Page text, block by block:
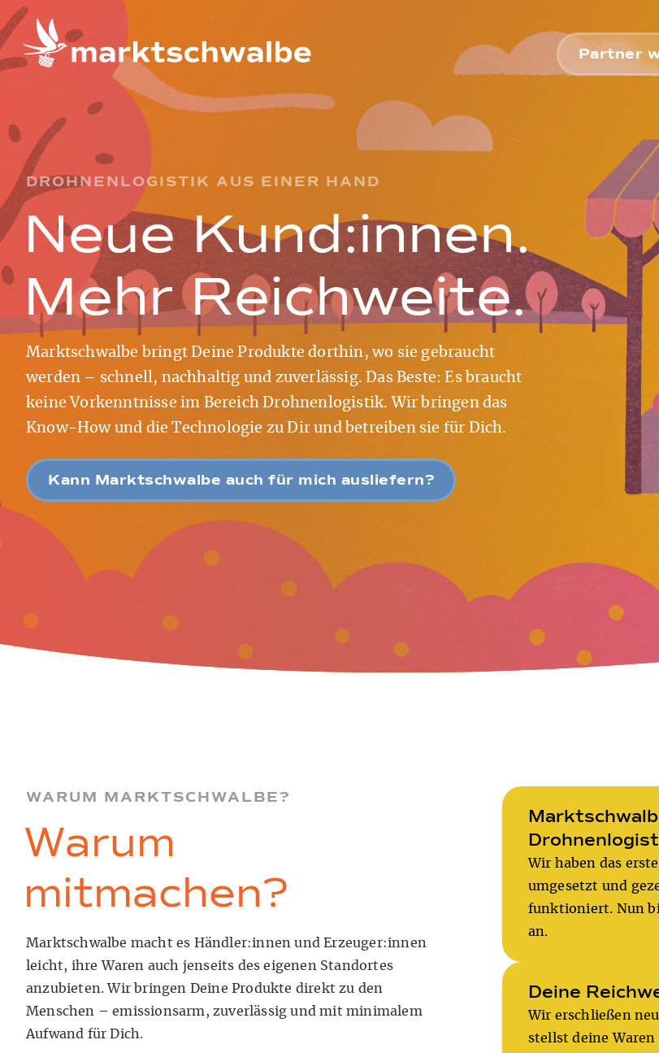
Partner
DROHNENLOGISTIK AUS EINER HAND
Neue Kund:​innen.
Mehr Reich­weite.
Marktschwalbe bringt Deine Produkte dorthin, wo sie gebraucht
werden – schnell, nachhaltig und zuverlässig. Das Beste: Es braucht
keine Vorkenntnisse im Bereich Drohnenlogistik. Wir bringen das
Know-How und die Technologie zu Dir und betreiben sie für Dich.
Kann Marktschwalbe auch für mich ausliefern?
WARUM MARKTSCHWALBE?
Warum
mitmachen?
Marktschwalbe macht es Händler:innen und Erzeuger:innen
leicht, ihre Waren auch jenseits des eigenen Standortes
anzubieten. Wir bringen Deine Produkte direkt zu den
Menschen – emissionsarm, zuverlässig und mit minimalem
Aufwand für Dich.
Wir haben das
umgesetzt und
funktioniert. Nun
an.
Deine
Wir erschließen
stellst deine